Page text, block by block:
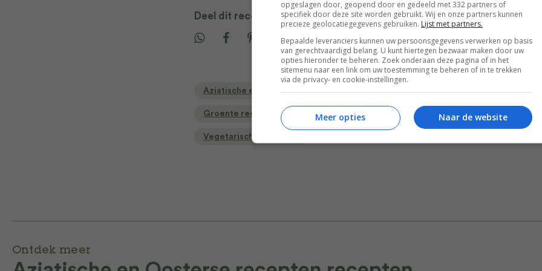
Deel dit recept
Aziatische en Oosterse recepten Bijgerecht Diner voor 4 of meer
Groente recepten Salade Veganistische recepten
Vegetarische recepten
Ontdek meer
opgeslagen door, geopend door en gedeeld met 332 partners of
specifiek door deze site worden gebruikt. Wij en onze partners kunnen
precieze geolocatiegegevens gebruiken. Lijst met partners.
Bepaalde leveranciers kunnen uw persoonsgegevens verwerken op basis
van gerechtvaardigd belang. U kunt hiertegen bezwaar maken door uw
opties hieronder te beheren. Zoek onderaan deze pagina of in het
sitemenu naar een link om uw toestemming te beheren of in te trekken
via de privacy- en cookie-instellingen.
Naar de website
Meer opties